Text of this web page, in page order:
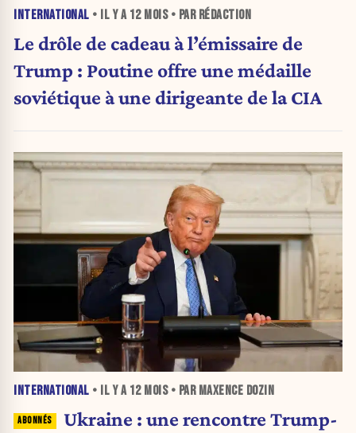
INTERNATIONAL • IL Y A 12 MOIS• PAR RÉDACTION
Le drôle de cadeau à l’émissaire de
Trump : Poutine offre une médaille
soviétique à une dirigeante de la CIA
INTERNATIONAL • IL Y A 12 MOIS• PAR MAXENCE DOZIN
Ukraine : une rencontre Trump-